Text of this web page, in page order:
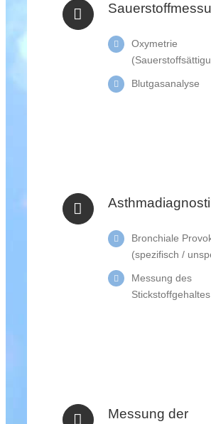
Oxymetrie
Blutgasanalyse
Bronchiale
(spezifisch /
Messung des
Stickstoffgehaltes
Messung der